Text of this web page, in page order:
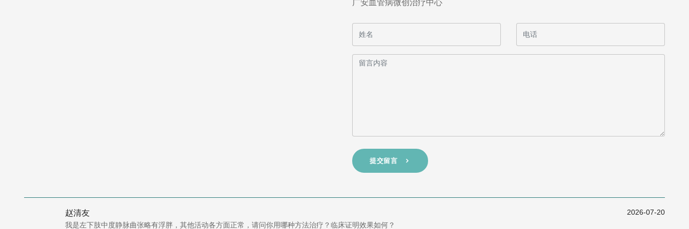
广安血管病微创治疗中心
提交留言
赵清友
2026-07-20
我是左下肢中度静脉曲张略有浮胖，其他活动各方面正常，请问你用哪种方法治疗？临床证明效果如何？